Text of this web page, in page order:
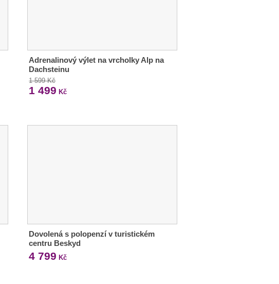
Adrenalinový výlet na vrcholky Alp na
Dachsteinu
1 599 Kč
1 499 Kč
Dovolená s polopenzí v turistickém
centru Beskyd
4 799 Kč